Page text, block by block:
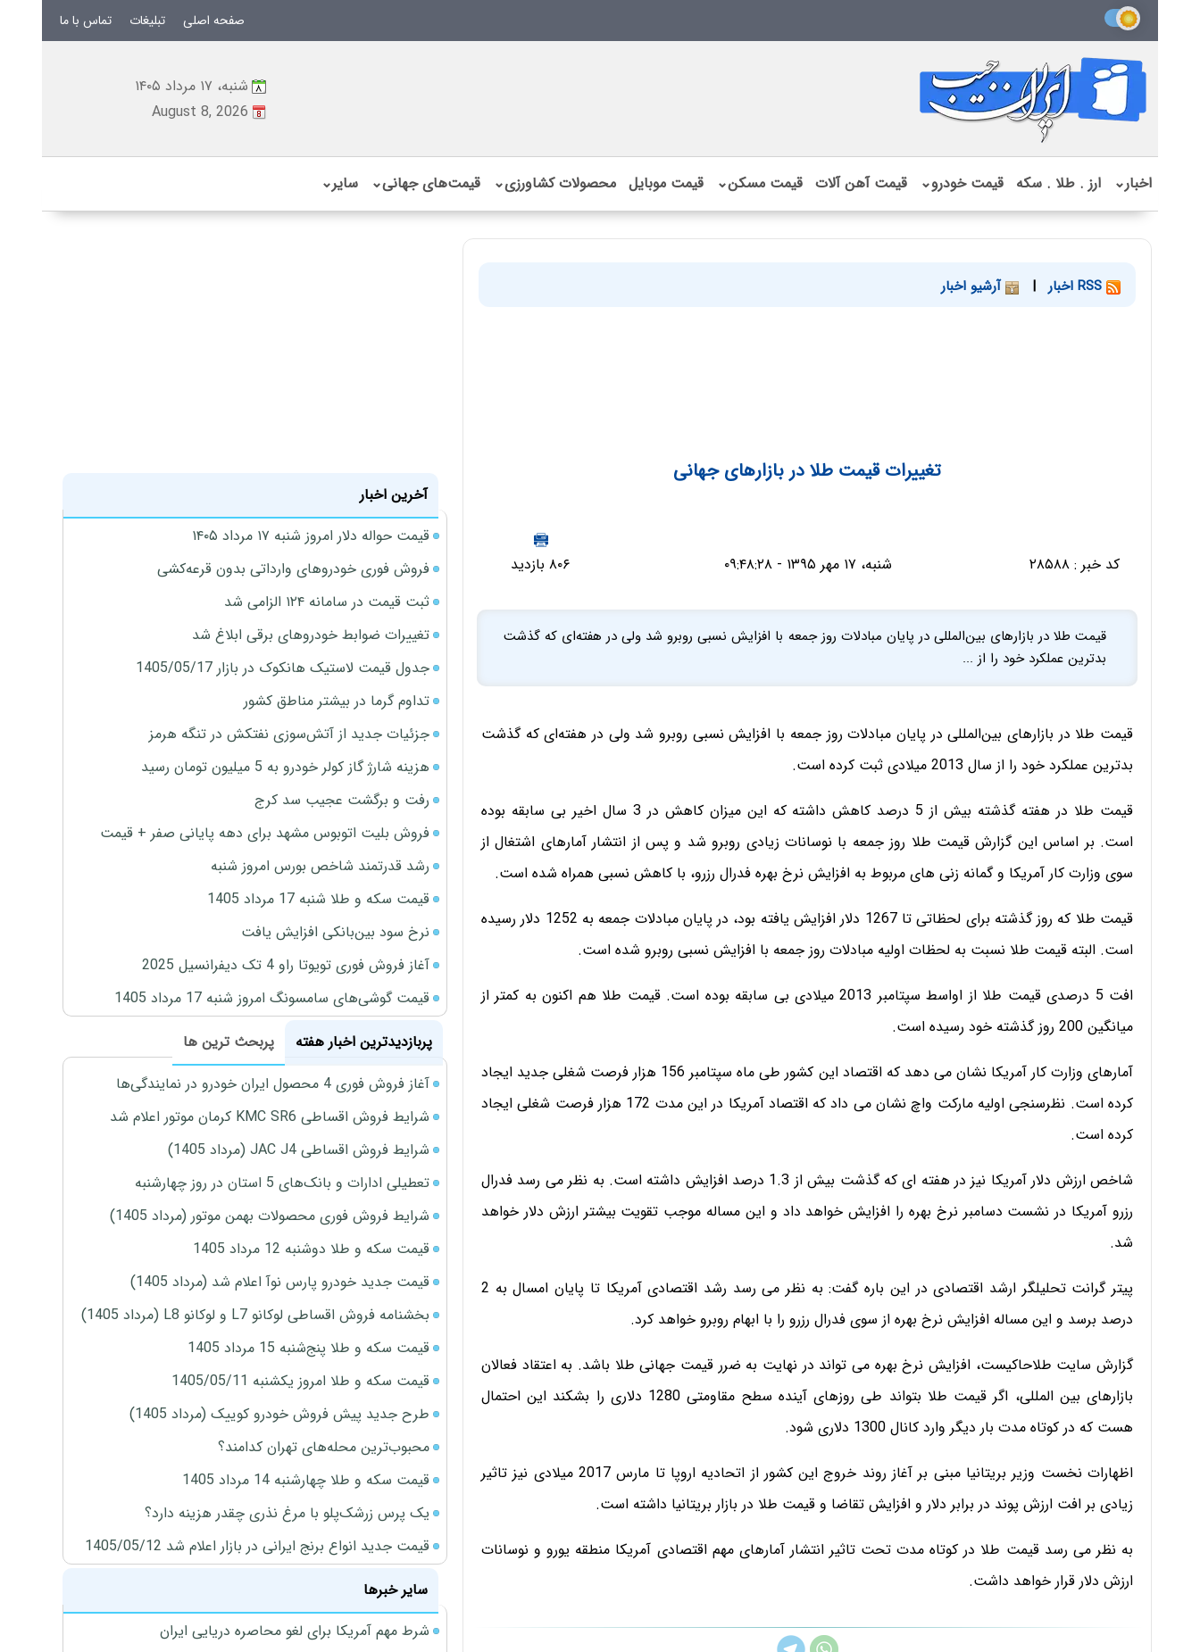
صفحه اصلی تبلیغات تماس با ما
شنبه، ۱۷ مرداد ۱۴۰۵
August 8, 2026
اخبار⌄ ارز . طلا . سکه قیمت خودرو⌄ قیمت آهن آلات قیمت مسکن⌄ قیمت موبایل محصولات کشاورزی⌄ قیمت‌های جهانی⌄ سایر⌄
| آرشیو اخبار
تغییرات قیمت طلا در بازارهای جهانی
کد خبر :۲۸۵۸۸ شنبه، ۱۷ مهر ۱۳۹۵ - ۰۹:۴۸:۲۸ ۸۰۶ بازدید
قیمت طلا در بازارهای بین‌المللی در پایان مبادلات روز جمعه با افزایش نسبی روبرو شد ولی در هفته‌ای که گذشت
بدترین عملکرد خود را از ...
قیمت طلا در بازارهای بین‌المللی در پایان مبادلات روز جمعه با افزایش نسبی روبرو شد ولی در هفته‌ای که گذشت
بدترین عملکرد خود را از سال 2013 میلادی ثبت کرده است.
قیمت طلا در هفته گذشته بیش از 5 درصد کاهش داشته که این میزان کاهش در 3 سال اخیر بی سابقه بوده
است. بر اساس این گزارش قیمت طلا روز جمعه با نوسانات زیادی روبرو شد و پس از انتشار آمارهای اشتغال از
سوی وزارت کار آمریکا و گمانه زنی های مربوط به افزایش نرخ بهره فدرال رزرو، با کاهش نسبی همراه شده است.
قیمت طلا که روز گذشته برای لحظاتی تا 1267 دلار افزایش یافته بود، در پایان مبادلات جمعه به 1252 دلار رسیده
است. البته قیمت طلا نسبت به لحظات اولیه مبادلات روز جمعه با افزایش نسبی روبرو شده است.
افت 5 درصدی قیمت طلا از اواسط سپتامبر 2013 میلادی بی سابقه بوده است. قیمت طلا هم اکنون به کمتر از
میانگین 200 روز گذشته خود رسیده است.
آمارهای وزارت کار آمریکا نشان می دهد که اقتصاد این کشور طی ماه سپتامبر 156 هزار فرصت شغلی جدید ایجاد
کرده است. نظرسنجی اولیه مارکت واچ نشان می داد که اقتصاد آمریکا در این مدت 172 هزار فرصت شغلی ایجاد
کرده است.
شاخص ارزش دلار آمریکا نیز در هفته ای که گذشت بیش از 1.3 درصد افزایش داشته است. به نظر می رسد فدرال
رزرو آمریکا در نشست دسامبر نرخ بهره را افزایش خواهد داد و این مساله موجب تقویت بیشتر ارزش دلار خواهد
شد.
پیتر گرانت تحلیلگر ارشد اقتصادی در این باره گفت: به نظر می رسد رشد اقتصادی آمریکا تا پایان امسال به 2
درصد برسد و این مساله افزایش نرخ بهره از سوی فدرال رزرو را با ابهام روبرو خواهد کرد.
گزارش سایت طلاحاکیست، افزایش نرخ بهره می تواند در نهایت به ضرر قیمت جهانی طلا باشد. به اعتقاد فعالان
بازارهای بین المللی، اگر قیمت طلا بتواند طی روزهای آینده سطح مقاومتی 1280 دلاری را بشکند این احتمال
هست که در کوتاه مدت بار دیگر وارد کانال 1300 دلاری شود.
اظهارات نخست وزیر بریتانیا مبنی بر آغاز روند خروج این کشور از اتحادیه اروپا تا مارس 2017 میلادی نیز تاثیر
زیادی بر افت ارزش پوند در برابر دلار و افزایش تقاضا و قیمت طلا در بازار بریتانیا داشته است.
به نظر می رسد قیمت طلا در کوتاه مدت تحت تاثیر انتشار آمارهای مهم اقتصادی آمریکا منطقه یورو و نوسانات
ارزش دلار قرار خواهد داشت.
آخرین اخبار
قیمت حواله دلار امروز شنبه ۱۷ مرداد ۱۴۰۵
فروش فوری خودروهای وارداتی بدون قرعه‌کشی
ثبت قیمت در سامانه ۱۲۴ الزامی شد
تغییرات ضوابط خودروهای برقی ابلاغ شد
جدول قیمت لاستیک هانکوک در بازار 1405/05/17
تداوم گرما در بیشتر مناطق کشور
جزئیات جدید از آتش‌سوزی نفتکش در تنگه هرمز
هزینه شارژ گاز کولر خودرو به 5 میلیون تومان رسید
رفت و برگشت عجیب سد کرج
فروش بلیت اتوبوس مشهد برای دهه پایانی صفر + قیمت
رشد قدرتمند شاخص بورس امروز شنبه
قیمت سکه و طلا شنبه 17 مرداد 1405
نرخ سود بین‌بانکی افزایش یافت
آغاز فروش فوری تویوتا راو 4 تک دیفرانسیل 2025
قیمت گوشی‌های سامسونگ امروز شنبه 17 مرداد 1405
پربازدیدترین اخبار هفته
پربحث ترین ها
آغاز فروش فوری 4 محصول ایران خودرو در نمایندگی‌ها
شرایط فروش اقساطی KMC SR6 کرمان موتور اعلام شد
شرایط فروش اقساطی JAC J4 (مرداد 1405)
تعطیلی ادارات و بانک‌های 5 استان در روز چهارشنبه
شرایط فروش فوری محصولات بهمن موتور (مرداد 1405)
قیمت سکه و طلا دوشنبه 12 مرداد 1405
قیمت جدید خودرو پارس نوآ اعلام شد (مرداد 1405)
بخشنامه فروش اقساطی لوکانو L7 و لوکانو L8 (مرداد 1405)
قیمت سکه و طلا پنج‌شنبه 15 مرداد 1405
قیمت سکه و طلا امروز یکشنبه 1405/05/11
طرح جدید پیش فروش خودرو کوییک (مرداد 1405)
محبوب‌ترین محله‌های تهران کدامند؟
قیمت سکه و طلا چهارشنبه 14 مرداد 1405
یک پرس زرشک‌پلو با مرغ نذری چقدر هزینه دارد؟
قیمت جدید انواع برنج ایرانی در بازار اعلام شد 1405/05/12
سایر خبرها
شرط مهم آمریکا برای لغو محاصره دریایی ایران